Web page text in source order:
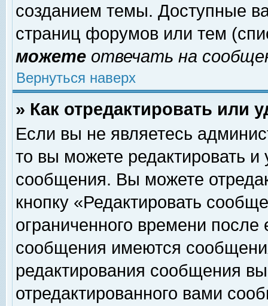
созданием темы. Доступные
страниц форумов или тем
можете отвечать на
Вернуться наверх
» Как отредактировать или
Если вы не являетесь
то вы можете редактировать и
сообщения. Вы можете
кнопку «Редактировать
ограниченного времени
сообщения имеются
редактирования сообщения
отредактированного вами